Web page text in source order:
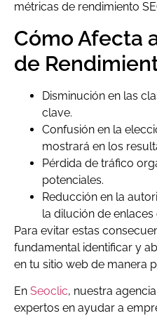
métricas de rendimiento
Cómo Afecta
de
Disminución en las
clave.
Confusión en la
mostrará en los
Pérdida de tráfico
potenciales.
Reducción en la
la dilución de enlaces
Para evitar estas
fundamental identificar y
en tu sitio web de manera
En Seoclic, nuestra
expertos en ayudar a